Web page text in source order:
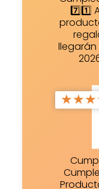
7️⃣1️⃣
llegarán
★★★